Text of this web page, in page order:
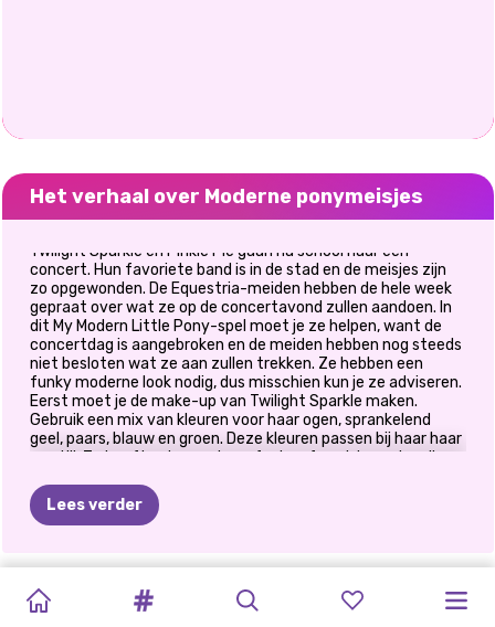
Het verhaal over Moderne ponymeisjes
Twilight Sparkle en Pinkie Pie gaan na school naar een
concert. Hun favoriete band is in de stad en de meisjes zijn
zo opgewonden. De Equestria-meiden hebben de hele week
gepraat over wat ze op de concertavond zullen aandoen. In
dit My Modern Little Pony-spel moet je ze helpen, want de
concertdag is aangebroken en de meiden hebben nog steeds
niet besloten wat ze aan zullen trekken. Ze hebben een
funky moderne look nodig, dus misschien kun je ze adviseren.
Eerst moet je de make-up van Twilight Sparkle maken.
Gebruik een mix van kleuren voor haar ogen, sprankelend
geel, paars, blauw en groen. Deze kleuren passen bij haar haar
en stijl. Ze heeft ook een nieuw funky of punk kapsel nodig.
een kleurrijke rok en een paarse legging zou haar geweldig
staan. Pinkie Pie houdt van nature van roze, dus voor de
haar passen en een roze topje gecombineerd met een paarse
korte broek zou haar geweldig staan. Dankzij jou gaan deze
meiden schitteren op het concert! Veel plezier met het
Lees verder
VOOR
#STRANDLEVEN
VOOR
PRINSES
ALL
PRINCESS
EERSTE
PRINSES
LIEFDESFEEST
EENHOORNFEEST
PRINSESSEN
ACHTERTUINFEEST
EN
PRINSESSEN